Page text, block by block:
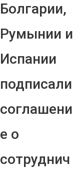
Болгарии,
Румынии и
Испании
подписали
соглашени
е о
сотруднич